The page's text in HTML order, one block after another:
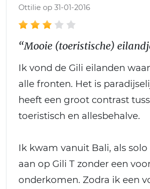
Ottilie op 31-01-2016
“Mooie (toeristische)
Ik vond de Gili eilanden
alle fronten. Het is
heeft een groot contrast
toeristisch en allesbehalve.
Ik kwam vanuit Bali, als solo
aan op Gili T zonder een
onderkomen. Zodra ik een